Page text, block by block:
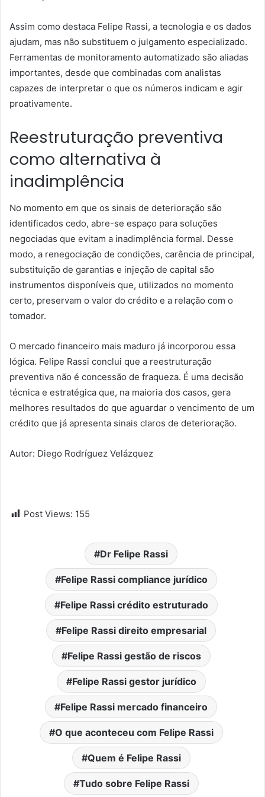
Assim como destaca Felipe Rassi, a tecnologia e os dados
ajudam, mas não substituem o julgamento especializado.
Ferramentas de monitoramento automatizado são aliadas
importantes, desde que combinadas com analistas
capazes de interpretar o que os números indicam e agir
proativamente.
Reestruturação preventiva
como alternativa à
inadimplência
No momento em que os sinais de deterioração são
identificados cedo, abre-se espaço para soluções
negociadas que evitam a inadimplência formal. Desse
modo, a renegociação de condições, carência de principal,
substituição de garantias e injeção de capital são
instrumentos disponíveis que, utilizados no momento
certo, preservam o valor do crédito e a relação com o
tomador.
O mercado financeiro mais maduro já incorporou essa
lógica. Felipe Rassi conclui que a reestruturação
preventiva não é concessão de fraqueza. É uma decisão
técnica e estratégica que, na maioria dos casos, gera
melhores resultados do que aguardar o vencimento de um
crédito que já apresenta sinais claros de deterioração.
Autor: Diego Rodríguez Velázquez
Post Views: 155
Dr Felipe Rassi
Felipe Rassi compliance jurídico
Felipe Rassi crédito estruturado
Felipe Rassi direito empresarial
Felipe Rassi gestão de riscos
Felipe Rassi gestor jurídico
Felipe Rassi mercado financeiro
O que aconteceu com Felipe Rassi
Quem é Felipe Rassi
Tudo sobre Felipe Rassi